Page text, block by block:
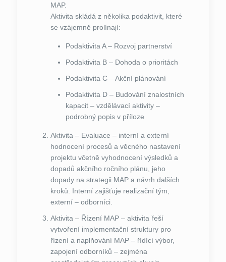
MAP.
Aktivita skládá z několika podaktivit, které
se vzájemně prolínají:
Podaktivita A – Rozvoj partnerství
Podaktivita B – Dohoda o prioritách
Podaktivita C – Akční plánování
Podaktivita D – Budování znalostních
kapacit – vzdělávací aktivity –
podrobný popis v příloze
Aktivita – Evaluace – interní a externí
hodnocení procesů a věcného nastavení
projektu včetně vyhodnocení výsledků a
dopadů akčního ročního plánu, jeho
dopady na strategii MAP a návrh dalších
kroků. Interní zajišťuje realizační tým,
externí – odborníci.
Aktivita – Řízení MAP – aktivita řeší
vytvoření implementační struktury pro
řízení a naplňování MAP – řídící výbor,
zapojení odborníků – zejména